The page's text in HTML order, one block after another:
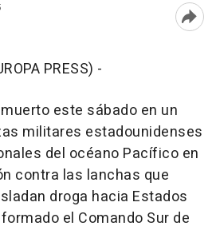
PRESS) -
este sábado en un
militares estadounidenses
del océano Pacífico en
contra las lanchas que
droga hacia Estados
el Comando Sur de